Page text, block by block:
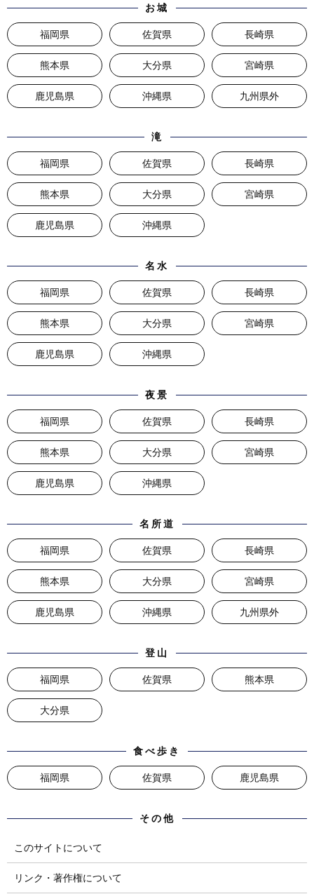
お城
福岡県 佐賀県 長崎県
熊本県 大分県 宮崎県
鹿児島県 沖縄県 九州県外
滝
福岡県 佐賀県 長崎県
熊本県 大分県 宮崎県
鹿児島県 沖縄県
名水
福岡県 佐賀県 長崎県
熊本県 大分県 宮崎県
鹿児島県 沖縄県
夜景
福岡県 佐賀県 長崎県
熊本県 大分県 宮崎県
鹿児島県 沖縄県
名所道
福岡県 佐賀県 長崎県
熊本県 大分県 宮崎県
鹿児島県 沖縄県 九州県外
登山
福岡県 佐賀県 熊本県
大分県
食べ歩き
福岡県 佐賀県 鹿児島県
その他
このサイトについて
リンク・著作権について